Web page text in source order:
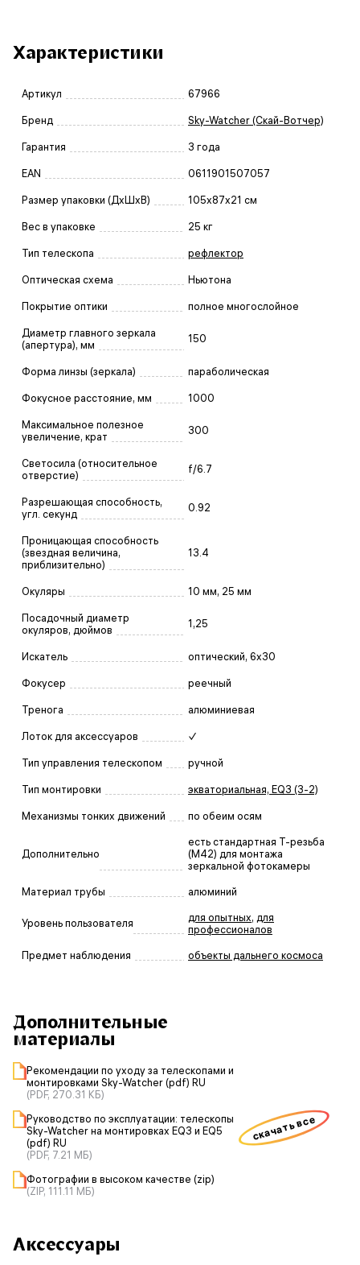
Характеристики
Артикул 67966
Бренд Sky-Watcher (Скай-Вотчер)
Гарантия 3 года
EAN 0611901507057
Размер упаковки (ДxШxВ) 105x87x21 см
Вес в упаковке 25 кг
Тип телескопа рефлектор
Оптическая схема Ньютона
Покрытие оптики полное многослойное
Диаметр главного зеркала
(апертура), мм
150
Форма линзы (зеркала) параболическая
Фокусное расстояние, мм 1000
Максимальное полезное
увеличение, крат
300
Светосила (относительное
отверстие)
f/6.7
Разрешающая способность,
угл. секунд
0.92
Проницающая способность
(звездная величина,
приблизительно)
13.4
Окуляры 10 мм, 25 мм
Посадочный диаметр
окуляров, дюймов
1,25
Искатель оптический, 6x30
Фокусер реечный
Тренога алюминиевая
Лоток для аксессуаров ✓
Тип управления телескопом ручной
Тип монтировки экваториальная, EQ3 (3-2)
Механизмы тонких движений по обеим осям
Дополнительно
есть стандартная Т-резьба
(М42) для монтажа
зеркальной фотокамеры
Материал трубы алюминий
Уровень пользователя для опытных, для
профессионалов
Предмет наблюдения объекты дальнего космоса
Дополнительные
материалы
Рекомендации по уходу за телескопами и
монтировками Sky-Watcher (pdf) RU
(PDF, 270.31 КБ)
Руководство по эксплуатации: телескопы
Sky-Watcher на монтировках EQ3 и EQ5
(pdf) RU
(PDF, 7.21 МБ)
Фотографии в высоком качестве (zip)
(ZIP, 111.11 МБ)
скачать все
Аксессуары